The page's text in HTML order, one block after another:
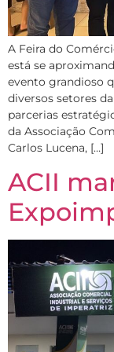
A Feira do
está se
evento grandioso
diversos setores
parcerias
da Associação
Carlos Lucena, […]
ACII